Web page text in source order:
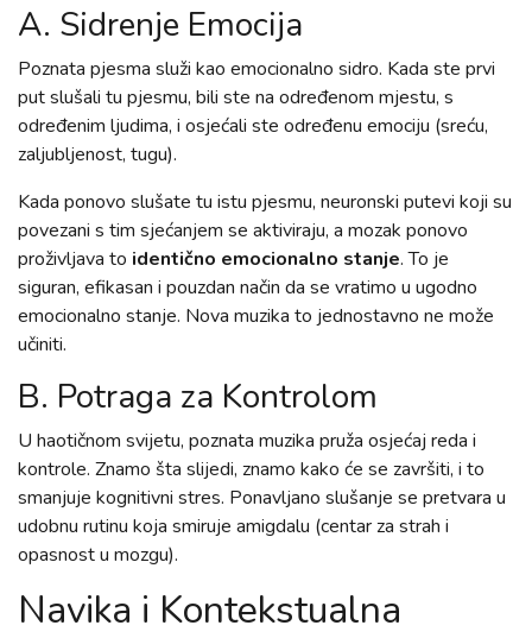
A. Sidrenje Emocija
Poznata pjesma služi kao emocionalno sidro. Kada ste prvi
put slušali tu pjesmu, bili ste na određenom mjestu, s
određenim ljudima, i osjećali ste određenu emociju (sreću,
zaljubljenost, tugu).
Kada ponovo slušate tu istu pjesmu, neuronski putevi koji su
povezani s tim sjećanjem se aktiviraju, a mozak ponovo
proživljava to identično emocionalno stanje. To je
siguran, efikasan i pouzdan način da se vratimo u ugodno
emocionalno stanje. Nova muzika to jednostavno ne može
učiniti.
B. Potraga za Kontrolom
U haotičnom svijetu, poznata muzika pruža osjećaj reda i
kontrole. Znamo šta slijedi, znamo kako će se završiti, i to
smanjuje kognitivni stres. Ponavljano slušanje se pretvara u
udobnu rutinu koja smiruje amigdalu (centar za strah i
opasnost u mozgu).
Navika i Kontekstualna